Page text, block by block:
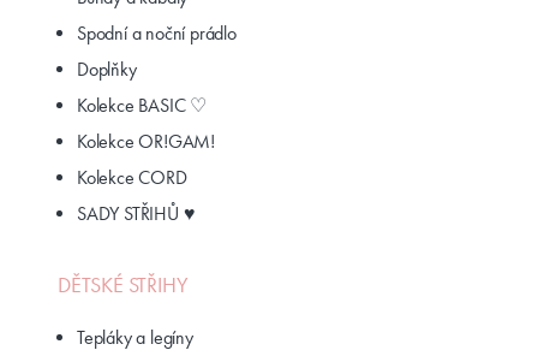
Spodní a noční prádlo
Doplňky
Kolekce BASIC ♡
Kolekce OR!GAM!
Kolekce CORD
SADY STŘIHŮ ♥
DĚTSKÉ STŘIHY
Tepláky a legíny